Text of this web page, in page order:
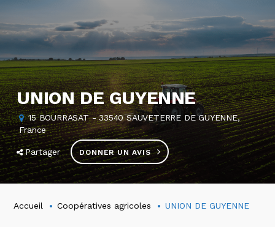
UNION DE GUYENNE
15 BOURRASAT - 33540 SAUVETERRE DE GUYENNE,
France
Partager DONNER UN AVIS
Accueil Coopératives agricoles UNION DE GUYENNE